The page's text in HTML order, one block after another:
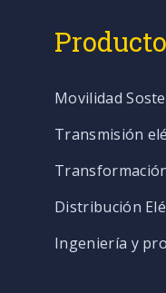
Movilidad
Transmisión
Distribución
Ingeniería y